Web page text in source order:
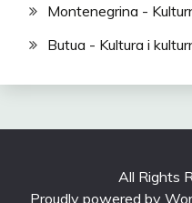
Montenegrina -
Butua - Kultura i
All Rights
Proudly powered by